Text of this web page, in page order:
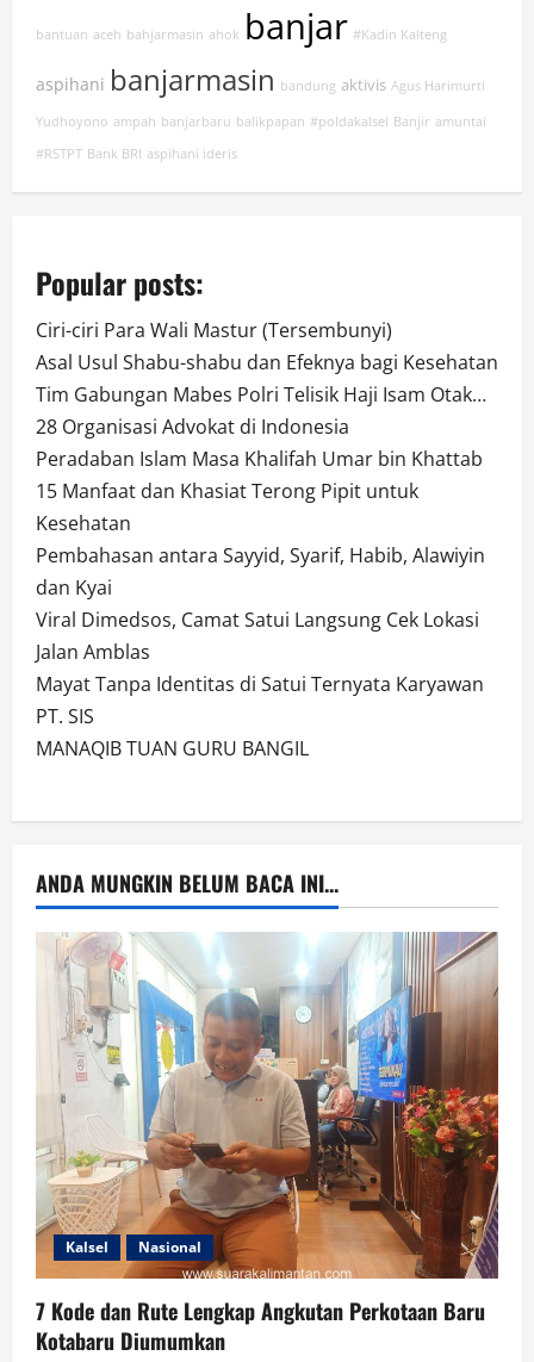
bantuan aceh bahjarmasin ahok banjar #Kadin Kalteng
aspihani banjarmasin bandung aktivis Agus Harimurti
Yudhoyono ampah banjarbaru balikpapan #poldakalsel Banjir amuntai
#RSTPT Bank BRI aspihani ideris
Popular posts:
Ciri-ciri Para Wali Mastur (Tersembunyi)
Asal Usul Shabu-shabu dan Efeknya bagi Kesehatan
Tim Gabungan Mabes Polri Telisik Haji Isam Otak…
28 Organisasi Advokat di Indonesia
Peradaban Islam Masa Khalifah Umar bin Khattab
15 Manfaat dan Khasiat Terong Pipit untuk
Kesehatan
Pembahasan antara Sayyid, Syarif, Habib, Alawiyin
dan Kyai
Viral Dimedsos, Camat Satui Langsung Cek Lokasi
Jalan Amblas
Mayat Tanpa Identitas di Satui Ternyata Karyawan
PT. SIS
MANAQIB TUAN GURU BANGIL
ANDA MUNGKIN BELUM BACA INI...
Kalsel Nasional
7 Kode dan Rute Lengkap Angkutan Perkotaan Baru
Kotabaru Diumumkan